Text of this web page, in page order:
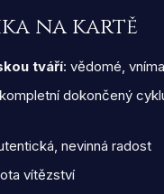
na kartě
tváří: vědomé,
dokončený
nevinná radost
vítězství